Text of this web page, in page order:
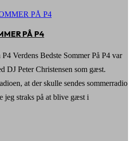
PÅ P4
Verdens Bedste Sommer På P4 var
DJ Peter Christensen som gæst.
at der skulle sendes sommerradio
jeg straks på at blive gæst i